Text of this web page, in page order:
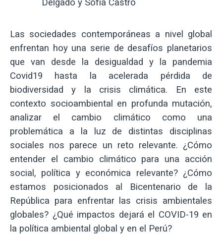
Delgado y Sofía Castro
Las sociedades contemporáneas a nivel global
enfrentan hoy una serie de desafíos planetarios
que van desde la desigualdad y la pandemia
Covid19 hasta la acelerada pérdida de
biodiversidad y la crisis climática. En este
contexto socioambiental en profunda mutación,
analizar el cambio climático como una
problemática a la luz de distintas disciplinas
sociales nos parece un reto relevante. ¿Cómo
entender el cambio climático para una acción
social, política y económica relevante? ¿Cómo
estamos posicionados al Bicentenario de la
República para enfrentar las crisis ambientales
globales? ¿Qué impactos dejará el COVID-19 en
la política ambiental global y en el Perú?